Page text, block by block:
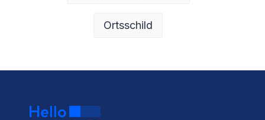
Ortsschild